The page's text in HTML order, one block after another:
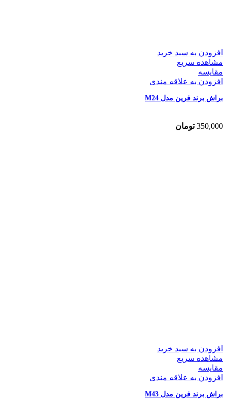
افزودن به سبد خرید
مشاهده سریع
مقایسه
افزودن به علاقه مندی
براش برند فرین مدل M24
350,000 تومان
افزودن به سبد خرید
مشاهده سریع
مقایسه
افزودن به علاقه مندی
براش برند فرین مدل M43